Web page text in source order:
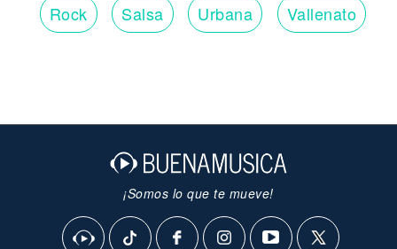
Rock Salsa Urbana Vallenato
¡Somos lo que te mueve!